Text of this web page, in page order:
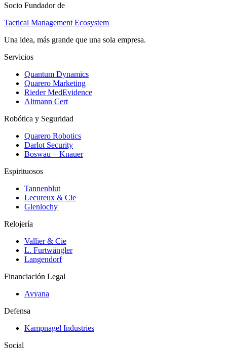
Socio Fundador de
Tactical Management Ecosystem
Una idea, más grande que una sola empresa.
Servicios
Quantum Dynamics
Quarero Marketing
Rieder MedEvidence
Altmann Cert
Robótica y Seguridad
Quarero Robotics
Darlot Security
Boswau + Knauer
Espirituosos
Tannenblut
Lecureux & Cie
Glenlochy
Relojería
Vallier & Cie
L. Furtwängler
Langendorf
Financiación Legal
Avyana
Defensa
Kampnagel Industries
Social